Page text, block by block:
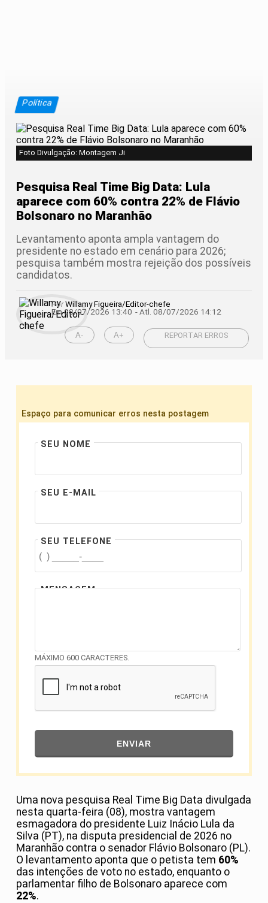
Política
Foto Divulgação: Montagem Ji
Pesquisa Real Time Big Data: Lula
aparece com 60% contra 22% de Flávio
Bolsonaro no Maranhão
Levantamento aponta ampla vantagem do
presidente no estado em cenário para 2026;
pesquisa também mostra rejeição dos possíveis
candidatos.
PorWillamy Figueira/Editor-chefe
Em 08/07/2026 13:40 - Atl. 08/07/2026 14:12
A- A+ REPORTAR ERROS
Espaço para comunicar erros nesta postagem
SEU NOME
SEU E-MAIL
SEU TELEFONE
MENSAGEM
MÁXIMO 600 CARACTERES.
ENVIAR
Uma nova pesquisa Real Time Big Data divulgada
nesta quarta-feira (08), mostra vantagem
esmagadora do presidente Luiz Inácio Lula da
Silva (PT), na disputa presidencial de 2026 no
Maranhão contra o senador Flávio Bolsonaro (PL).
O levantamento aponta que o petista tem 60%
das intenções de voto no estado, enquanto o
parlamentar filho de Bolsonaro aparece com
22%.